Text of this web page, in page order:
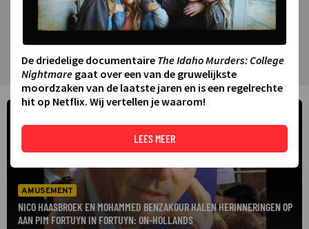
AMUSEMENT
NICO HAASBROEK EN MOHAMMED BENZAKOUR HALEN HERINNERINGEN OP
AAN PIM FORTUYN IN FORTUYN: ON-HOLLANDS
De driedelige documentaire The Idaho Murders: College
Nightmare gaat over een van de gruwelijkste
moordzaken van de laatste jaren en is een regelrechte
hit op Netflix. Wij vertellen je waarom!
LEES MEER